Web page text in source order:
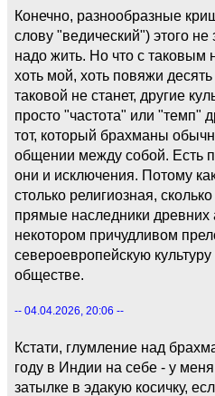
Конечно, разнообразные
слову "ведический") этого
надо жить. Но что с таковым
хоть мой, хоть повяжи
таковой не станет, другие
просто "частота" или "темп"
тот, который брахманы
общении между собой. Есть
они и исключения. Потому
столько религиозная,
прямые наследники
некотором причудливом
североевропейскую
обществе.
-- 04.04.2026, 20:06 --
Кстати, глумление над
году в Индии на себе - у
затылке в эдакую косичку,